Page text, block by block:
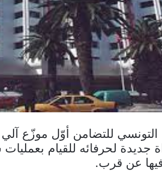
التونسي للتضامن أوّل موزّع آلي
جديدة لحرفائه للقيام
عن قرب.